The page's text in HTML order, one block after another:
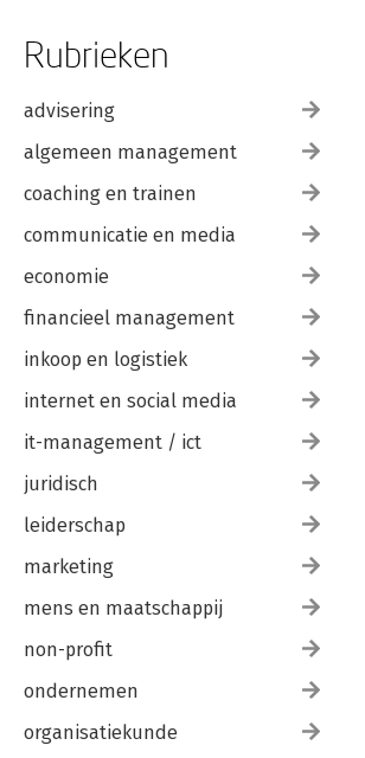
Rubrieken
advisering
algemeen management
coaching en trainen
communicatie en media
economie
financieel management
inkoop en logistiek
internet en social media
it-management / ict
juridisch
leiderschap
marketing
mens en maatschappij
non-profit
ondernemen
organisatiekunde